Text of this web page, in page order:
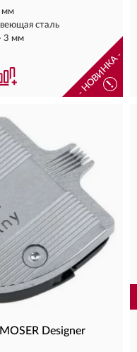
мм
сталь
3 мм
- НОВИНКА -
!
Designer